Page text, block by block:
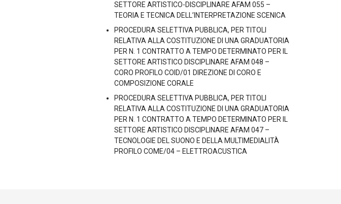
SETTORE ARTISTICO-DISCIPLINARE AFAM 055 –
TEORIA E TECNICA DELL’INTERPRETAZIONE SCENICA
PROCEDURA SELETTIVA PUBBLICA, PER TITOLI
RELATIVA ALLA COSTITUZIONE DI UNA GRADUATORIA
PER N. 1 CONTRATTO A TEMPO DETERMINATO PER IL
SETTORE ARTISTICO DISCIPLINARE AFAM 048 –
CORO PROFILO COID/01 DIREZIONE DI CORO E
COMPOSIZIONE CORALE
PROCEDURA SELETTIVA PUBBLICA, PER TITOLI
RELATIVA ALLA COSTITUZIONE DI UNA GRADUATORIA
PER N. 1 CONTRATTO A TEMPO DETERMINATO PER IL
SETTORE ARTISTICO DISCIPLINARE AFAM 047 –
TECNOLOGIE DEL SUONO E DELLA MULTIMEDIALITÀ
PROFILO COME/04 – ELETTROACUSTICA